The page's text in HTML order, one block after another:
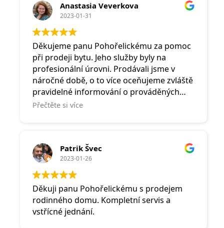
Anastasia Veverkova
2023-01-31
Děkujeme panu Pohořelickému za pomoc
při prodeji bytu. Jeho služby byly na
profesionální úrovni. Prodávali jsme v
náročné době, o to více oceňujeme zvláště
pravidelné informování o prováděných
krocích a následný servis při vyřizování
Přečtěte si více
Patrik Švec
2023-01-26
Děkuji panu Pohořelickému s prodejem
rodinného domu. Kompletní servis a
vstřícné jednání.